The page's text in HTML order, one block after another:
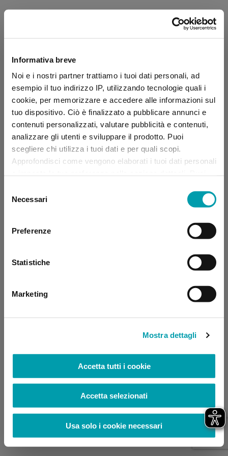
Informativa breve
Noi e i nostri partner trattiamo i tuoi dati personali, ad
esempio il tuo indirizzo IP, utilizzando tecnologie quali i
cookie, per memorizzare e accedere alle informazioni sul
tuo dispositivo. Ciò è finalizzato a pubblicare annunci e
contenuti personalizzati, valutare pubblicità e contenuti,
analizzare gli utenti e sviluppare il prodotto. Puoi
scegliere chi utilizza i tuoi dati e per quali scopi.
Approfondisci come vengono elaborati i tuoi dati personali
momento dalla Dichiarazione sui “
delNecessari
Preferenze
Statistiche
Marketing
Mostra dettagli
Accetta tutti i cookie
Accetta selezionati
Usa solo i cookie necessari
Application error: a client-side exception has occurred (see the
browser console for more information)